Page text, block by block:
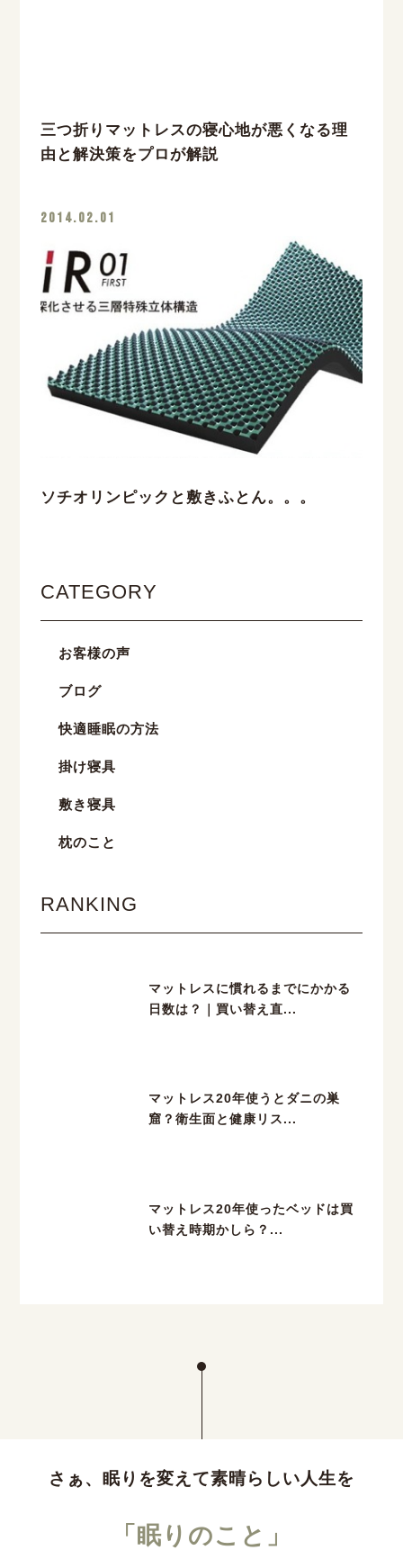
三つ折りマットレスの寝心地が悪くなる理
由と解決策をプロが解説
2014.02.01
ソチオリンピックと敷きふとん。。。
CATEGORY
お客様の声
ブログ
快適睡眠の方法
掛け寝具
敷き寝具
枕のこと
RANKING
マットレスに慣れるまでにかかる
日数は？｜買い替え直...
マットレス20年使うとダニの巣
窟？衛生面と健康リス...
マットレス20年使ったベッドは買
い替え時期かしら？...
さぁ、眠りを変えて素晴らしい人生を
「眠りのこと」